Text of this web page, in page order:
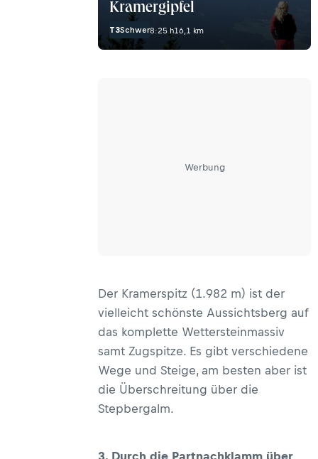
Kramergipfel
T3Schwer8:25 h16,1 km
Werbung
Der Kramerspitz (1.982 m) ist der
vielleicht schönste Aussichtsberg auf
das komplette Wettersteinmassiv
samt Zugspitze. Es gibt verschiedene
Wege und Steige, am besten aber ist
die Überschreitung über die
Stepbergalm.
3. Durch die Partnachklamm über